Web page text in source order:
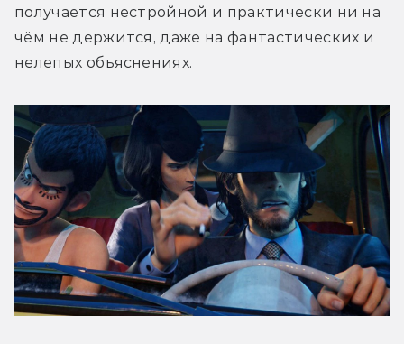
получается нестройной и практически ни на
чём не держится, даже на фантастических и
нелепых объяснениях.